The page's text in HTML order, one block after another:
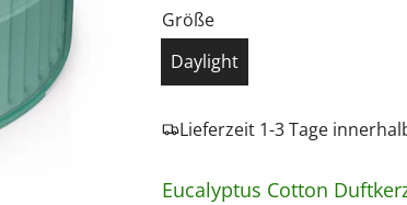
Größe
Daylight
Lieferzeit 1-3 Tage
Eucalyptus Cotton